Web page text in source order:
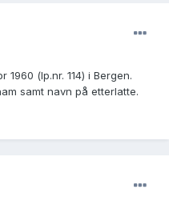
(lp.nr. 114) i Bergen.
samt navn på etterlatte.